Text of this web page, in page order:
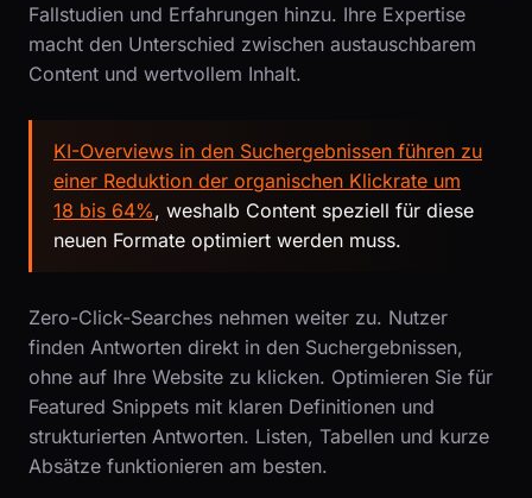
Fallstudien und Erfahrungen hinzu. Ihre Expertise
macht den Unterschied zwischen austauschbarem
Content und wertvollem Inhalt.
KI-Overviews in den Suchergebnissen führen zu
einer Reduktion der organischen Klickrate um
18 bis 64%, weshalb Content speziell für diese
neuen Formate optimiert werden muss.
Zero-Click-Searches nehmen weiter zu. Nutzer
finden Antworten direkt in den Suchergebnissen,
ohne auf Ihre Website zu klicken. Optimieren Sie für
Featured Snippets mit klaren Definitionen und
strukturierten Antworten. Listen, Tabellen und kurze
Absätze funktionieren am besten.